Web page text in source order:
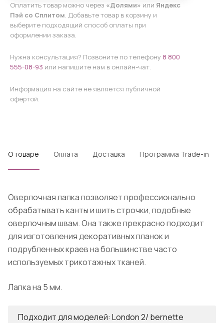
Оплатить товар можно через «Долями» или Яндекс
Пэй со Сплитом. Добавьте товар в корзину и
выберите подходящий способ оплаты при
оформлении заказа.
Нужна консультация? Позвоните по телефону 8 800
555-08-93 или напишите нам в онлайн-чат.
Информация на сайте не является публичной
офертой.
О товаре Оплата Доставка Программа Trade-in
Оверлочная лапка позволяет профессионально
обрабатывать канты и шить строчки, подобные
оверлочным швам. Она также прекрасно подходит
для изготовления декоративных планок и
подрубленных краев на большинстве часто
используемых трикотажных тканей.
Лапка на 5 мм.
Подходит для моделей: London 2/ bernette